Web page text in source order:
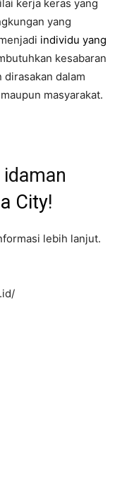
kerja keras yang
yang
individu yang
kesabaran
dalam
masyarakat.
City!
lebih lanjut.